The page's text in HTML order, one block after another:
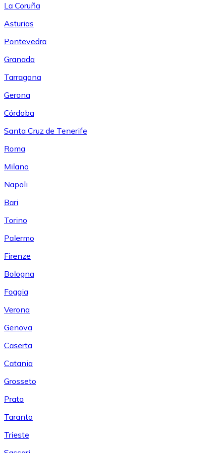
La Coruña
Asturias
Pontevedra
Granada
Tarragona
Gerona
Córdoba
Santa Cruz de Tenerife
Roma
Milano
Napoli
Bari
Torino
Palermo
Firenze
Bologna
Foggia
Verona
Genova
Caserta
Catania
Grosseto
Prato
Taranto
Trieste